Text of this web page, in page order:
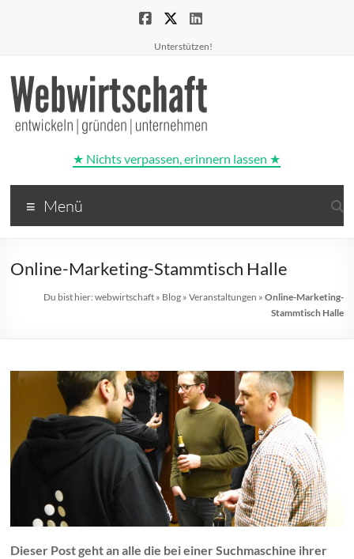
Unterstützen!
Webwirtschaft
|
unternehmen
★ Nichts verpassen, erinnern lassen ★
Menü
Online-Marketing-Stammtisch Halle
Du bist hier: webwirtschaft» Blog» Veranstaltungen » Online-Marketing-
Stammtisch Halle
Dieser Post geht an alle die bei einer Suchmaschine ihrer